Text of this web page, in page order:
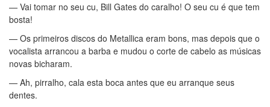
— Vai tomar no seu cu, Bill Gates do caralho! O seu cu é que tem
bosta!
— Os primeiros discos do Metallica eram bons, mas depois que o
vocalista arrancou a barba e mudou o corte de cabelo as músicas
novas bicharam.
— Ah, pirralho, cala esta boca antes que eu arranque seus
dentes.